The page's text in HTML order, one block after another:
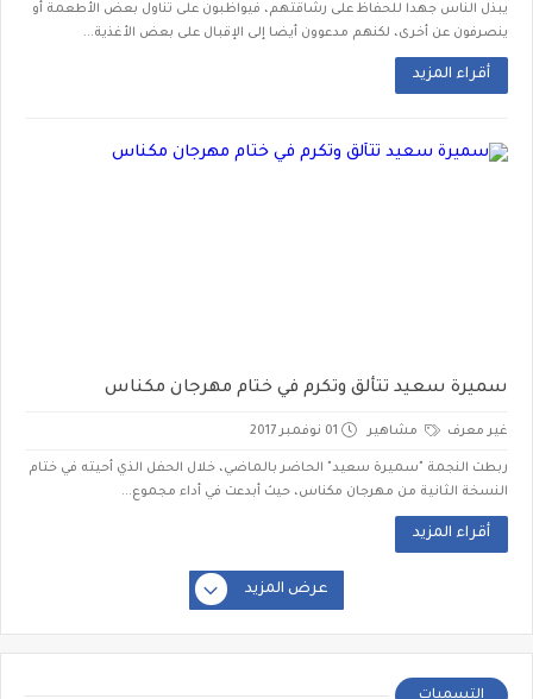
يبذل الناس جهدا للحفاظ على رشاقتهم، فيواظبون على تناول بعض الأطعمة أو
ينصرفون عن أخرى، لكنهم مدعوون أيضا إلى الإقبال على بعض الأغذية...
أقراء المزيد
سميرة سعيد تتألق وتكرم في ختام مهرجان مكناس
غير معرف مشاهير 01 نوفمبر 2017
ربطت النجمة "سميرة سعيد" الحاضر بالماضي، خلال الحفل الذي أحيته في ختام
النسخة الثانية من مهرجان مكناس، حيث أبدعت في أداء مجموع...
أقراء المزيد
عرض المزيد